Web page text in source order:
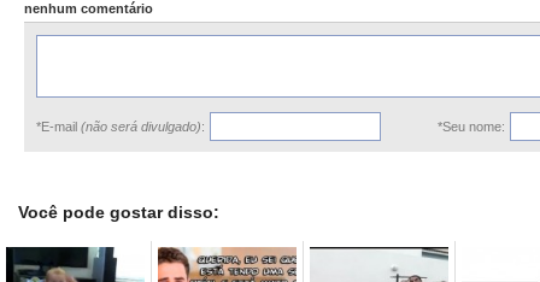
nenhum comentário
*E-mail (não será divulgado): *Seu nome:
Você pode gostar disso: